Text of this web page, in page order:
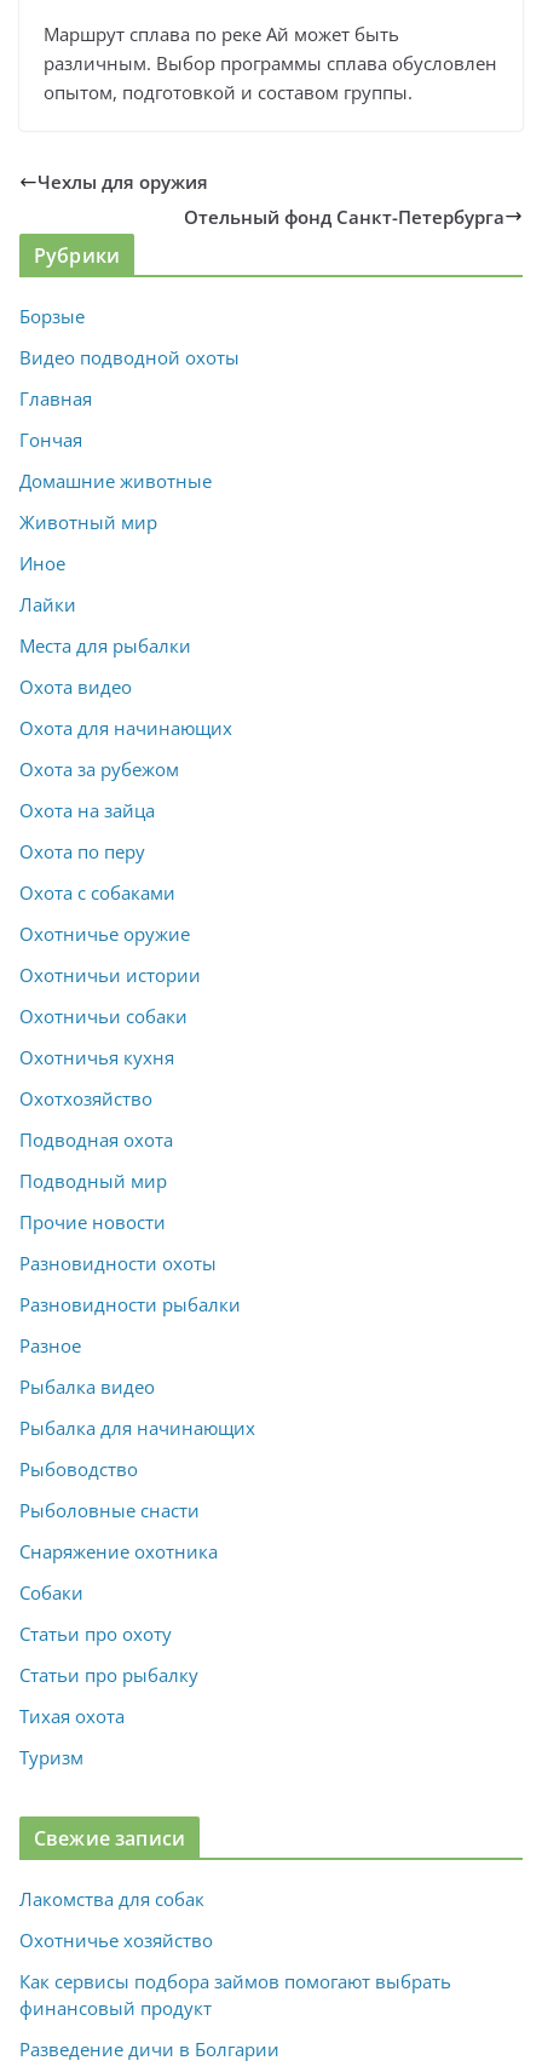
Маршрут сплава по реке Ай может быть
различным. Выбор программы сплава обусловлен
опытом, подготовкой и составом группы.
Чехлы для оружия
Отельный фонд Санкт-Петербурга
Рубрики
Борзые
Видео подводной охоты
Главная
Гончая
Домашние животные
Животный мир
Иное
Лайки
Места для рыбалки
Охота видео
Охота для начинающих
Охота за рубежом
Охота на зайца
Охота по перу
Охота с собаками
Охотничье оружие
Охотничьи истории
Охотничьи собаки
Охотничья кухня
Охотхозяйство
Подводная охота
Подводный мир
Прочие новости
Разновидности охоты
Разновидности рыбалки
Разное
Рыбалка видео
Рыбалка для начинающих
Рыбоводство
Рыболовные снасти
Снаряжение охотника
Собаки
Статьи про охоту
Статьи про рыбалку
Тихая охота
Туризм
Свежие записи
Лакомства для собак
Охотничье хозяйство
Как сервисы подбора займов помогают выбрать
финансовый продукт
Разведение дичи в Болгарии